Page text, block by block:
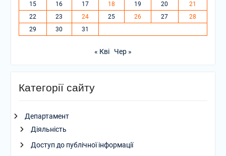
15
16 17 18 19 20
21
22
23 24 25 26 27
28
29
30 31
« Кві Чер »
Категорії сайту
Департамент
Діяльність
Доступ до публічної інформації